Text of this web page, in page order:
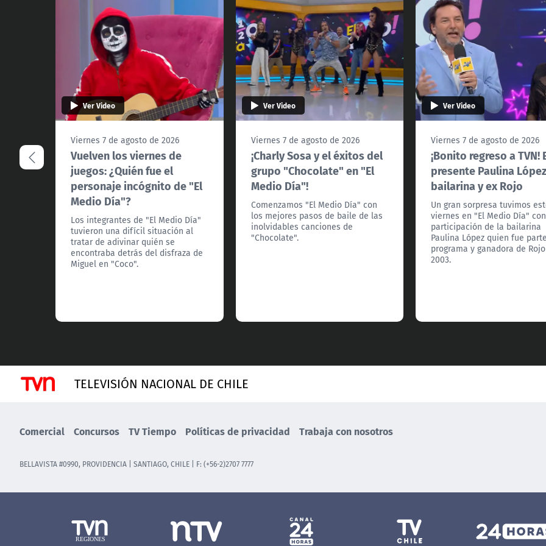
Ver Video
Viernes 7 de agosto de 2026
Vuelven los viernes de
juegos: ¿Quién fue el
personaje incógnito de "El
Medio Día"?
Los integrantes de "El Medio Día"
tuvieron una difícil situación al
tratar de adivinar quién se
encontraba detrás del disfraza de
Miguel en "Coco".
Ver Video
Viernes 7 de agosto de 2026
¡Charly Sosa y el éxitos del
grupo "Chocolate" en "El
Medio Día"!
Comenzamos "El Medio Día" con
los mejores pasos de baile de las
inolvidables canciones de
"Chocolate".
Ver Video
Viernes 7 de agosto de 2026
¡Bonito regreso a TVN!
presente Paulina
bailarina y ex Rojo
Un gran sorpresa tuvimos
viernes en "El Medio Día"
participación de la bailarina
Paulina López quien fue
programa y ganadora de
2003.
TELEVISIÓN NACIONAL DE CHILE
Comercial Concursos TV Tiempo Políticas de privacidad Trabaja con nosotros
BELLAVISTA #0990, PROVIDENCIA | SANTIAGO, CHILE | F: (+56-2)2707 7777